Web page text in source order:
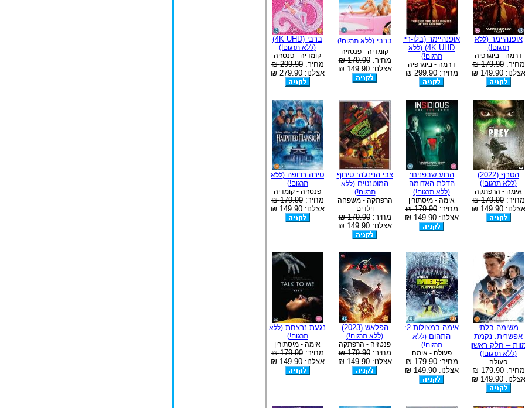
אופנהיימר(ללא
תרגום!)
דרמה - ביוגרפיה
מחיר:179.90 ₪
אצלנו: 149.90 ₪
אופנהיימר (בלו-ריי
4K UHD) (ללא
תרגום!)
דרמה - ביוגרפיה
מחיר: 299.90 ₪
ברבי (ללא תרגום!)
קומדיה - פנטזיה
מחיר:179.90 ₪
אצלנו: 149.90 ₪
ברבי (4K UHD)
(ללא תרגום!)
קומדיה - פנטזיה
מחיר:299.90 ₪
אצלנו: 279.90 ₪
הטרף (2022)
(ללא תרגום!)
אימה - הרפתקה
מחיר:179.90 ₪
אצלנו: 149.90 ₪
הרוע שבפנים:
הדלת האדומה
(ללא תרגום!)
אימה - מיסתורין
מחיר:179.90 ₪
אצלנו: 149.90 ₪
צבי הנינג'ה: טירוף
המוטנטים (ללא
תרגום!)
הרפתקה - משפחה
וילדים
מחיר:179.90 ₪
אצלנו: 149.90 ₪
טירה רדופה (ללא
תרגום!)
פנטזיה - קומדיה
מחיר:179.90 ₪
אצלנו: 149.90 ₪
משימה בלתי
אפשרית: נקמת
– חלק ראשון
(ללא תרגום!)
פעולה
מחיר:179.90 ₪
אצלנו: 149.90 ₪
אימה במצולות 2:
התהום (ללא
תרגום!)
פעולה - אימה
מחיר:179.90 ₪
אצלנו: 149.90 ₪
הפלאש (2023)
(ללא תרגום!)
פנטזיה - הרפתקה
מחיר:179.90 ₪
אצלנו: 149.90 ₪
נגעת נרצחת (ללא
תרגום!)
אימה - מיסתורין
מחיר:179.90 ₪
אצלנו: 149.90 ₪